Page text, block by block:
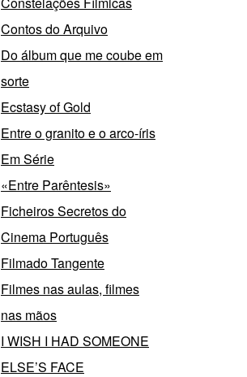
Contos do Arquivo
Do álbum que me coube em
sorte
Ecstasy of Gold
Entre o granito e o arco-íris
Em Série
«Entre Parêntesis»
Ficheiros Secretos do
Cinema Português
Filmado Tangente
Filmes nas aulas, filmes
nas mãos
I WISH I HAD SOMEONE
ELSE’S FACE